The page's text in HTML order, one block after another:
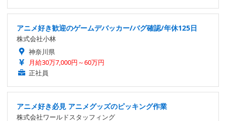
アニメ好き歓迎のゲームデバッカー/バグ確認/年休125日
株式会社小林
神奈川県
月給30万7,000円～60万円
正社員
アニメ好き必見 アニメグッズのピッキング作業
株式会社ワールドスタッフィング